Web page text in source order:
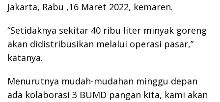
Jakarta, Rabu ,16 Maret 2022, kemaren.
“Setidaknya sekitar 40 ribu liter minyak goreng
akan didistribusikan melalui operasi pasar,”
katanya.
Menurutnya mudah-mudahan minggu depan
ada kolaborasi 3 BUMD pangan kita, kami akan